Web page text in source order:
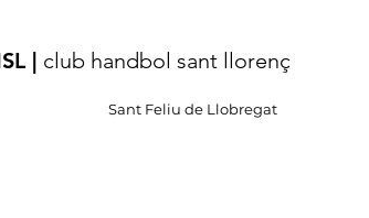
| club handbol sant llorenç
Sant Feliu de Llobregat